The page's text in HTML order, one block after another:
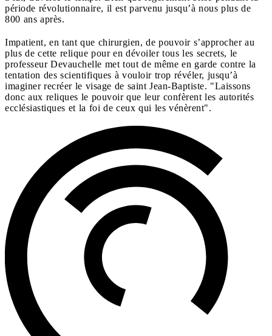
période révolutionnaire, il est parvenu jusqu’à nous plus de
800 ans après.
Impatient, en tant que chirurgien, de pouvoir s’approcher au
plus de cette relique pour en dévoiler tous les secrets, le
professeur Devauchelle met tout de même en garde contre la
tentation des scientifiques à vouloir trop révéler, jusqu’à
imaginer recréer le visage de saint Jean-Baptiste. "Laissons
donc aux reliques le pouvoir que leur confèrent les autorités
ecclésiastiques et la foi de ceux qui les vénèrent".